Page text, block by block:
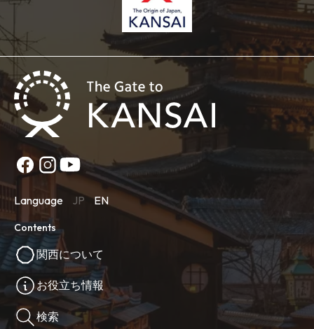
Language JP EN
Contents
関西について
お役立ち情報
検索